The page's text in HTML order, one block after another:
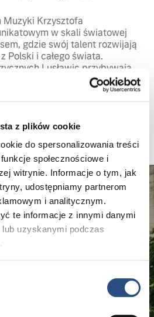
z plików cookie
do spersonalizowania treści
społecznościowe i
witrynie. Informacje o tym, jak
udostępniamy partnerom
i analitycznym.
te informacje z innymi danymi
uzyskanymi podczas
Muzyki Krzysztofa
w skali światowej
gdzie swój talent rozwijają
Polski i całego świata.
Lusławic przybywają
i pedagogów oraz tysiące